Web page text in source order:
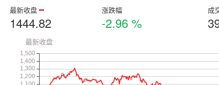
最新收盘
1444.82
涨跌幅
-2.96 %
成